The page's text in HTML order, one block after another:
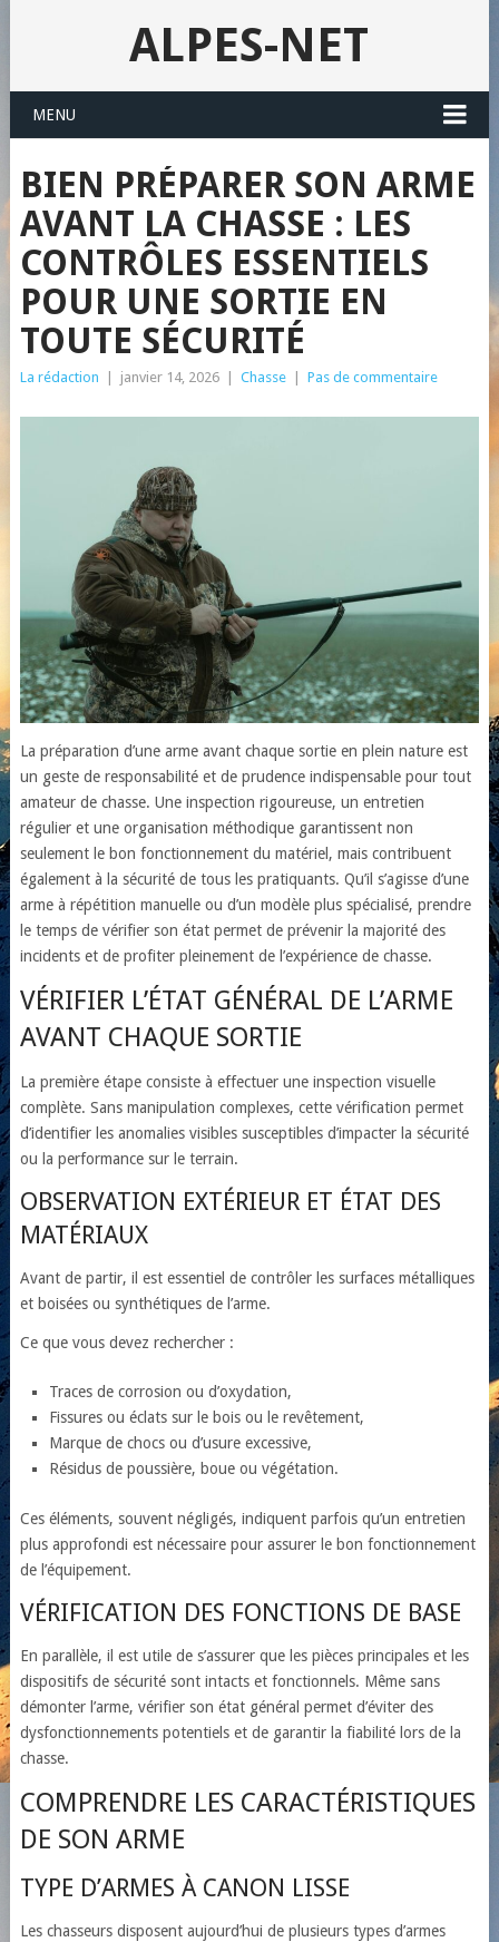
ALPES-NET
MENU
BIEN PRÉPARER SON ARME
AVANT LA CHASSE : LES
CONTRÔLES ESSENTIELS
POUR UNE SORTIE EN
TOUTE SÉCURITÉ
La rédaction janvier 14, 2026 Chasse Pas de commentaire
La préparation d’une arme avant chaque sortie en plein nature est
un geste de responsabilité et de prudence indispensable pour tout
amateur de chasse. Une inspection rigoureuse, un entretien
régulier et une organisation méthodique garantissent non
seulement le bon fonctionnement du matériel, mais contribuent
également à la sécurité de tous les pratiquants. Qu’il s’agisse d’une
arme à répétition manuelle ou d’un modèle plus spécialisé, prendre
le temps de vérifier son état permet de prévenir la majorité des
incidents et de profiter pleinement de l’expérience de chasse.
VÉRIFIER L’ÉTAT GÉNÉRAL DE L’ARME
AVANT CHAQUE SORTIE
La première étape consiste à effectuer une inspection visuelle
complète. Sans manipulation complexes, cette vérification permet
d’identifier les anomalies visibles susceptibles d’impacter la sécurité
ou la performance sur le terrain.
OBSERVATION EXTÉRIEUR ET ÉTAT DES
MATÉRIAUX
Avant de partir, il est essentiel de contrôler les surfaces métalliques
et boisées ou synthétiques de l’arme.
Ce que vous devez rechercher :
Traces de corrosion ou d’oxydation,
Fissures ou éclats sur le bois ou le revêtement,
Marque de chocs ou d’usure excessive,
Résidus de poussière, boue ou végétation.
Ces éléments, souvent négligés, indiquent parfois qu’un entretien
plus approfondi est nécessaire pour assurer le bon fonctionnement
de l’équipement.
VÉRIFICATION DES FONCTIONS DE BASE
En parallèle, il est utile de s’assurer que les pièces principales et les
dispositifs de sécurité sont intacts et fonctionnels. Même sans
démonter l’arme, vérifier son état général permet d’éviter des
dysfonctionnements potentiels et de garantir la fiabilité lors de la
chasse.
COMPRENDRE LES CARACTÉRISTIQUES
DE SON ARME
TYPE D’ARMES À CANON LISSE
Les chasseurs disposent aujourd’hui de plusieurs types d’armes